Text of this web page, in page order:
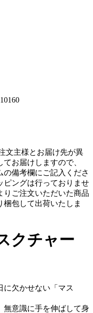
文主様とお届け先が異
お届けしますので、
の備考欄にご記入くださ
ピングは行っておりませ
ご注文いただいた商品
包して出荷いたしま
クチャー
に欠かせない「マス
無意識に手を伸ばして身